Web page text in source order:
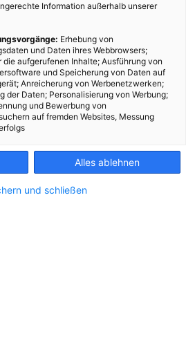
Information außerhalb unserer
Erhebung von
und Daten ihres Webbrowsers;
die aufgerufenen Inhalte; Ausführung von
und Speicherung von Daten auf
Anreicherung von Werbenetzwerken;
der Daten; Personalisierung von Werbung;
und Bewerbung von
auf fremden Websites, Messung
Alles ablehnen
und schließen